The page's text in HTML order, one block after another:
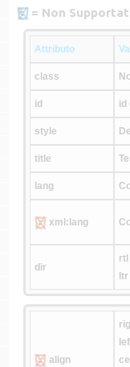
= Non
Attributo
class
id id
style
title
lang
xml:lang
dir
rtl
ltr
align